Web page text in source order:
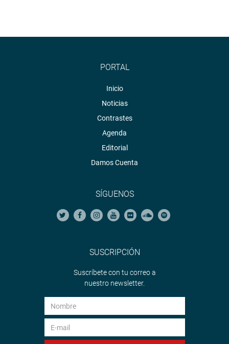
PORTAL
Inicio
Noticias
Contrastes
Agenda
Editorial
Damos Cuenta
SÍGUENOS
SUSCRIPCIÓN
Suscríbete con tu correo a
nuestro newsletter.